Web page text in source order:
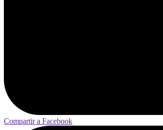
Compartir a Facebook